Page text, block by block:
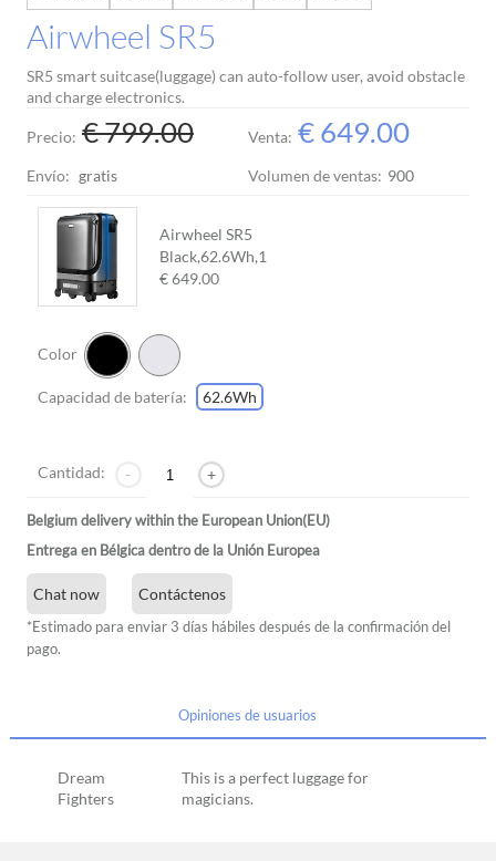
Airwheel SR5
SR5 smart suitcase(luggage) can auto-follow user, avoid obstacle
and charge electronics.
Precio: € 799.00 Venta: € 649.00
Envío: gratis Volumen de ventas: 900
Airwheel SR5
Black,62.6Wh,1
€ 649.00
Color
Capacidad de batería: 62.6Wh
Cantidad: +
-
Belgium delivery within the European Union(EU)
Entrega en Bélgica dentro de la Unión Europea
Chat now Contáctenos
*Estimado para enviar 3 días hábiles después de la confirmación del
pago.
Opiniones de usuarios
Dream
Fighters
This is a perfect luggage for
magicians.